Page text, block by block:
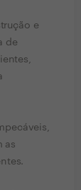
e
de
as